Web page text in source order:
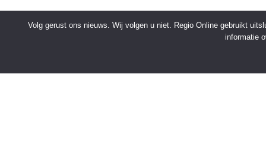
Volg gerust ons nieuws. Wij volgen u niet. Regio Online gebruikt
informatie